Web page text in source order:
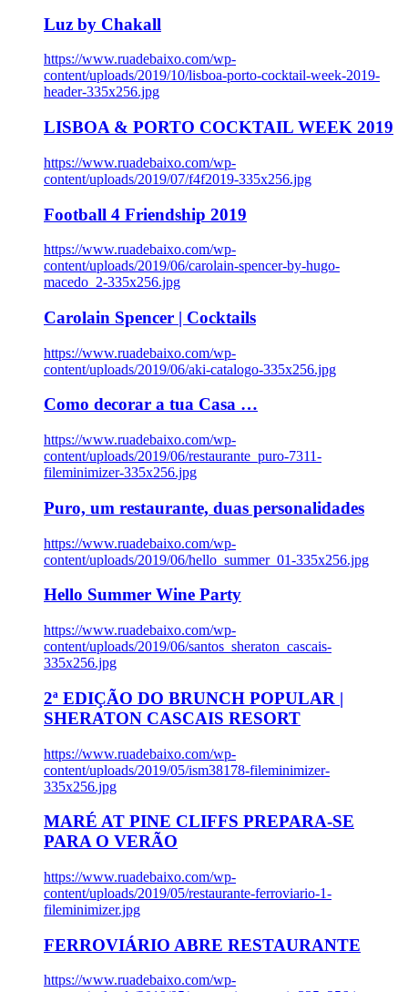
Luz by Chakall
https://www.ruadebaixo.com/wp-
content/uploads/2019/10/lisboa-porto-cocktail-week-2019-
header-335x256.jpg
LISBOA & PORTO COCKTAIL WEEK 2019
https://www.ruadebaixo.com/wp-
content/uploads/2019/07/f4f2019-335x256.jpg
Football 4 Friendship 2019
https://www.ruadebaixo.com/wp-
content/uploads/2019/06/carolain-spencer-by-hugo-
macedo_2-335x256.jpg
Carolain Spencer | Cocktails
https://www.ruadebaixo.com/wp-
content/uploads/2019/06/aki-catalogo-335x256.jpg
Como decorar a tua Casa …
https://www.ruadebaixo.com/wp-
content/uploads/2019/06/restaurante_puro-7311-
fileminimizer-335x256.jpg
Puro, um restaurante, duas personalidades
https://www.ruadebaixo.com/wp-
content/uploads/2019/06/hello_summer_01-335x256.jpg
Hello Summer Wine Party
https://www.ruadebaixo.com/wp-
content/uploads/2019/06/santos_sheraton_cascais-
335x256.jpg
2ª EDIÇÃO DO BRUNCH POPULAR |
SHERATON CASCAIS RESORT
https://www.ruadebaixo.com/wp-
content/uploads/2019/05/ism38178-fileminimizer-
335x256.jpg
MARÉ AT PINE CLIFFS PREPARA-SE
PARA O VERÃO
https://www.ruadebaixo.com/wp-
content/uploads/2019/05/restaurante-ferroviario-1-
fileminimizer.jpg
FERROVIÁRIO ABRE RESTAURANTE
https://www.ruadebaixo.com/wp-